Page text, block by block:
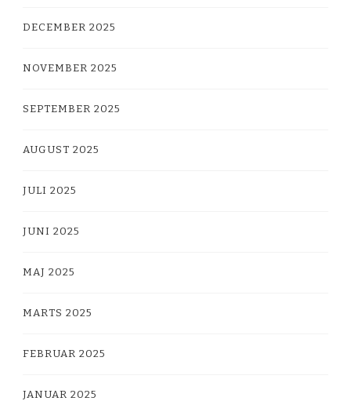
DECEMBER 2025
NOVEMBER 2025
SEPTEMBER 2025
AUGUST 2025
JULI 2025
JUNI 2025
MAJ 2025
MARTS 2025
FEBRUAR 2025
JANUAR 2025